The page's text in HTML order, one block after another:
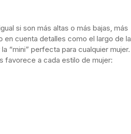
si son más altas o más bajas, más
en cuenta detalles como el largo de la
“mini” perfecta para cualquier mujer.
favorece a cada estilo de mujer: